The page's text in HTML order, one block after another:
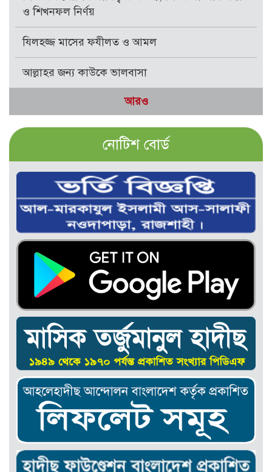
ও শিখনফল নির্ণয়
যিলহজ্জ মাসের ফযীলত ও আমল
আল্লাহর জন্য কাউকে ভালবাসা
আরও
নোটিশ বোর্ড